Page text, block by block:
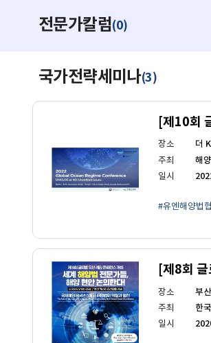
전문가칼럼(0)
국가전략세미나(3)
[제10회
장소
더
주최
해
일시
#유엔해양법
[제8회
장소
부
주최
한
일시